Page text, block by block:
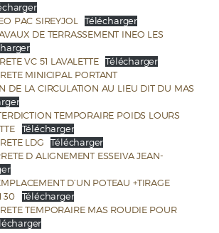
PAC SIREYJOL
Télécharger
DE TERRASSEMENT INEO LES
VC 51 LAVALETTE
Télécharger
MINICIPAL PORTANT
DE LA CIRCULATION AU LIEU DIT DU MAS
TEMPORAIRE POIDS LOURS
Télécharger
LDG
Télécharger
D ALIGNEMENT ESSEIVA JEAN-
D’UN POTEAU +TIRAGE
30
Télécharger
TEMPORAIRE MAS ROUDIE POUR